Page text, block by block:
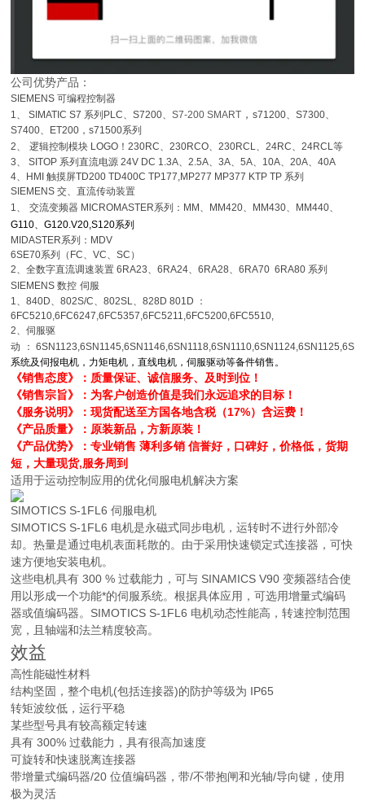
公司优势产品：
SIEMENS可编程控制器
1、 SIMATIC S7 系列 PLC、S7200、S7-200 SMART ，s71200、S7300、
S7400、
ET200，s71500系列
2、 逻辑控制模块 LOGO ！230RC、230RCO、230RCL、24RC、24RCL等
3、 SITOP 系列直流电源 24V DC 1.3A、2.5A、3A、5A、 10A、20A、40A
4、 HMI触摸屏TD200 TD400C TP177,MP277 MP377 KTP TP 系列
SIEMENS交、直流传动装置
1、 交流变频器 MICROMASTER系列： MM 、 MM420、 MM430、 MM440、
G110、G120.V20,S120系列
MIDASTER系列： MDV
6SE70系列（ FC、VC、SC ）
2、全数字直流调速装置 6RA23、6RA24、6RA28、6RA70 6RA80 系列
SIEMENS数控 伺服
1、840D、802S/C、802SL、828D 801D
：
6FC5210,6FC6247,6FC5357,6FC5211,6FC5200,6FC5510,
2、伺服驱
动
：
系统及伺报电机，力矩电机，直线电机，伺服驱动等备件销售。
《销售态度》：质量保证、诚信服务、及时到位！
《销售宗旨》：为客户创造价值是我们永远追求的目标！
《服务说明》：现货配送至方国各地含税（17%）含运费！
《产品质量》：原装新品，方新原装！
《产品优势》：专业销售 薄利多销 信誉好，口碑好，价格低，货期
短，大量现货,服务周到
适用于运动控制应用的优化伺服电机解决方案
SIMOTICS S-1FL6 伺服电机
SIMOTICS S-1FL6 电机是永磁式同步电机，运转时不进行外部冷
却。热量是通过电机表面耗散的。由于采用快速锁定式连接器，可快
速方便地安装电机。
这些电机具有 300 % 过载能力，可与 SINAMICS V90 变频器结合使
用以形成一个功能*的伺服系统。根据具体应用，可选用增量式编码
器或值编码器。SIMOTICS S-1FL6 电机动态性能高，转速控制范围
宽，且轴端和法兰精度较高。
效益
高性能磁性材料
结构坚固，整个电机(包括连接器)的防护等级为 IP65
转矩波纹低，运行平稳
某些型号具有较高额定转速
具有 300% 过载能力，具有很高加速度
可旋转和快速脱离连接器
带增量式编码器/20 位值编码器，带/不带抱闸和光轴/导向键，使用
极为灵活